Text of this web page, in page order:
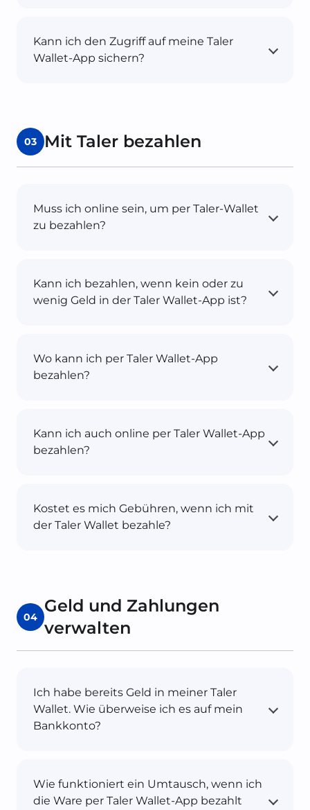
Kann ich den Zugriff auf meine Taler
Wallet-App sichern?
03 Mit Taler bezahlen
Muss ich online sein, um per Taler-Wallet
zu bezahlen?
Kann ich bezahlen, wenn kein oder zu
wenig Geld in der Taler Wallet-App ist?
Wo kann ich per Taler Wallet-App
bezahlen?
Kann ich auch online per Taler Wallet-App
bezahlen?
Kostet es mich Gebühren, wenn ich mit
der Taler Wallet bezahle?
04
Geld und Zahlungen
verwalten
Ich habe bereits Geld in meiner Taler
Wallet. Wie überweise ich es auf mein
Bankkonto?
Wie funktioniert ein Umtausch, wenn ich
die Ware per Taler Wallet-App bezahlt